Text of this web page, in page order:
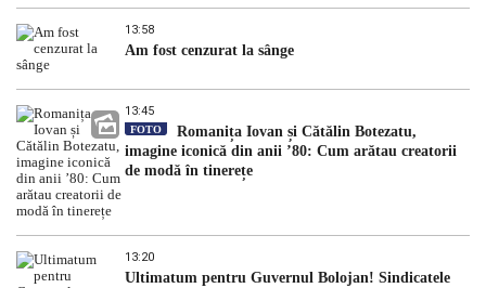
13:58
Am fost cenzurat la sânge
13:45
FOTO
Romanița Iovan și Cătălin Botezatu,
imagine iconică din anii ’80: Cum arătau creatorii
de modă în tinerețe
13:20
Ultimatum pentru Guvernul Bolojan! Sindicatele